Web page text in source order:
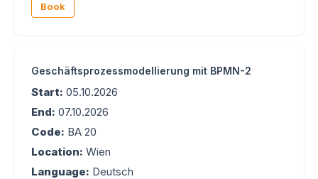
Book
Geschäftsprozessmodellierung mit BPMN-2
Start: 05.10.2026
End: 07.10.2026
Code: BA 20
Location: Wien
Language: Deutsch